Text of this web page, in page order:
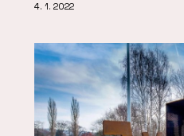
4. 1. 2022